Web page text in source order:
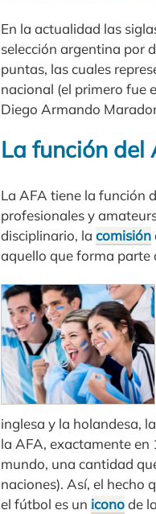
En la actualidad las
selección argentina por
puntas, las cuales
nacional (el primero fue
Diego Armando
La función del
La AFA tiene la función
profesionales y
disciplinario, la comisión
aquello que forma parte
inglesa y la holandesa,
la AFA, exactamente en
mundo, una cantidad
naciones). Así, el hecho
el fútbol es un iconode